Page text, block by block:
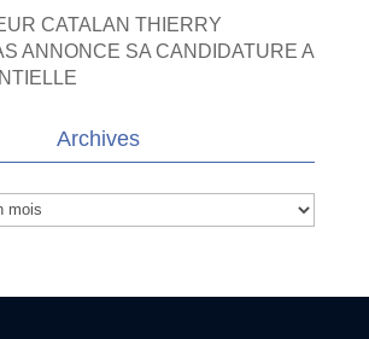
CATALAN THIERRY
ANNONCE SA CANDIDATURE A
Archives